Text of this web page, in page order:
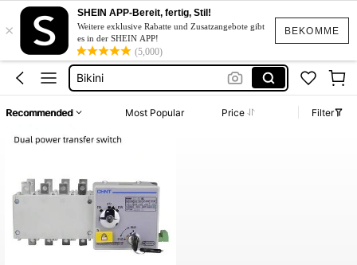
BEKOMME
×
SHEIN APP-Bereit, fertig, Stil!
Weitere exklusive Rabatte und Zusatzangebote gibt
es in der SHEIN APP!
(5,000)
Kleid Weiß Sommer
Kurze Kleider Sommer
Bikini
Kleid Baumwolle
Recommended Most Popular Price Filter